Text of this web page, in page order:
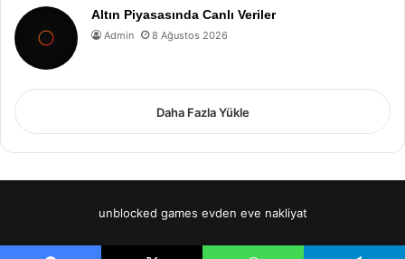
Altın Piyasasında Canlı Veriler
Admin 8 Ağustos 2026
Daha Fazla Yükle
unblocked games evden eve nakliyat